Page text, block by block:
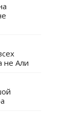
не Али